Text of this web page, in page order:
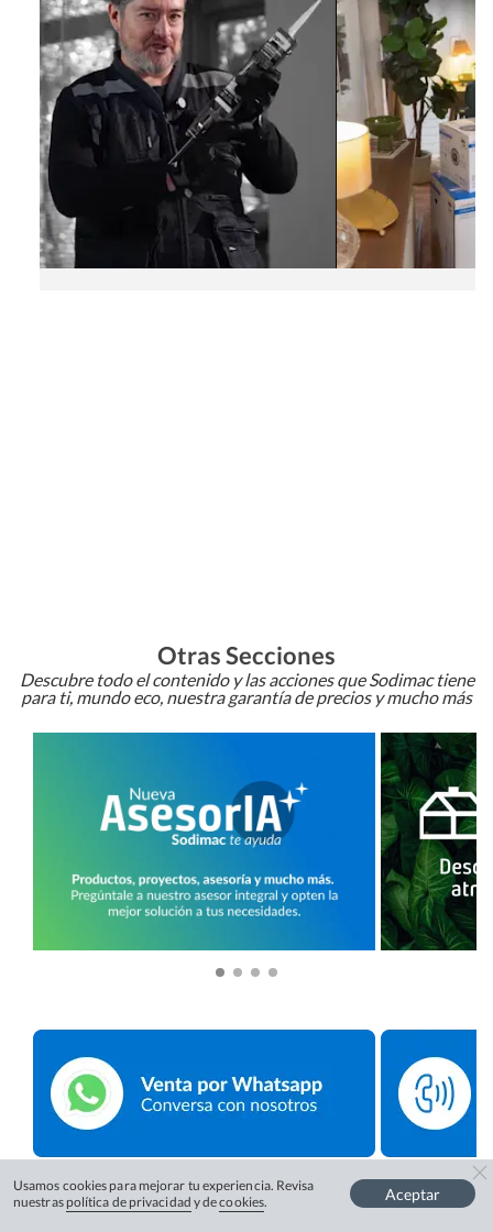
Otras Secciones
Descubre todo el contenido y las acciones que Sodimac tiene
para ti, mundo eco, nuestra garantía de precios y mucho más
Usamos cookies para mejorar tu experiencia. Revisa
nuestras política de privacidad y decookies. Aceptar